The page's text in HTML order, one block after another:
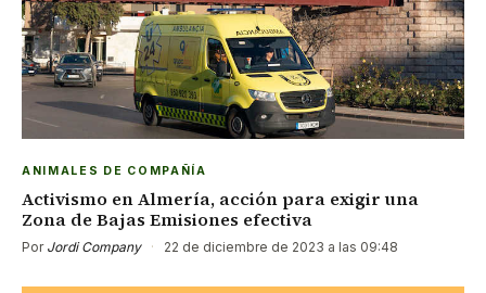
ANIMALES DE COMPAÑÍA
Activismo en Almería, acción para exigir una
Zona de Bajas Emisiones efectiva
Por Jordi Company · 22 de diciembre de 2023 a las 09:48